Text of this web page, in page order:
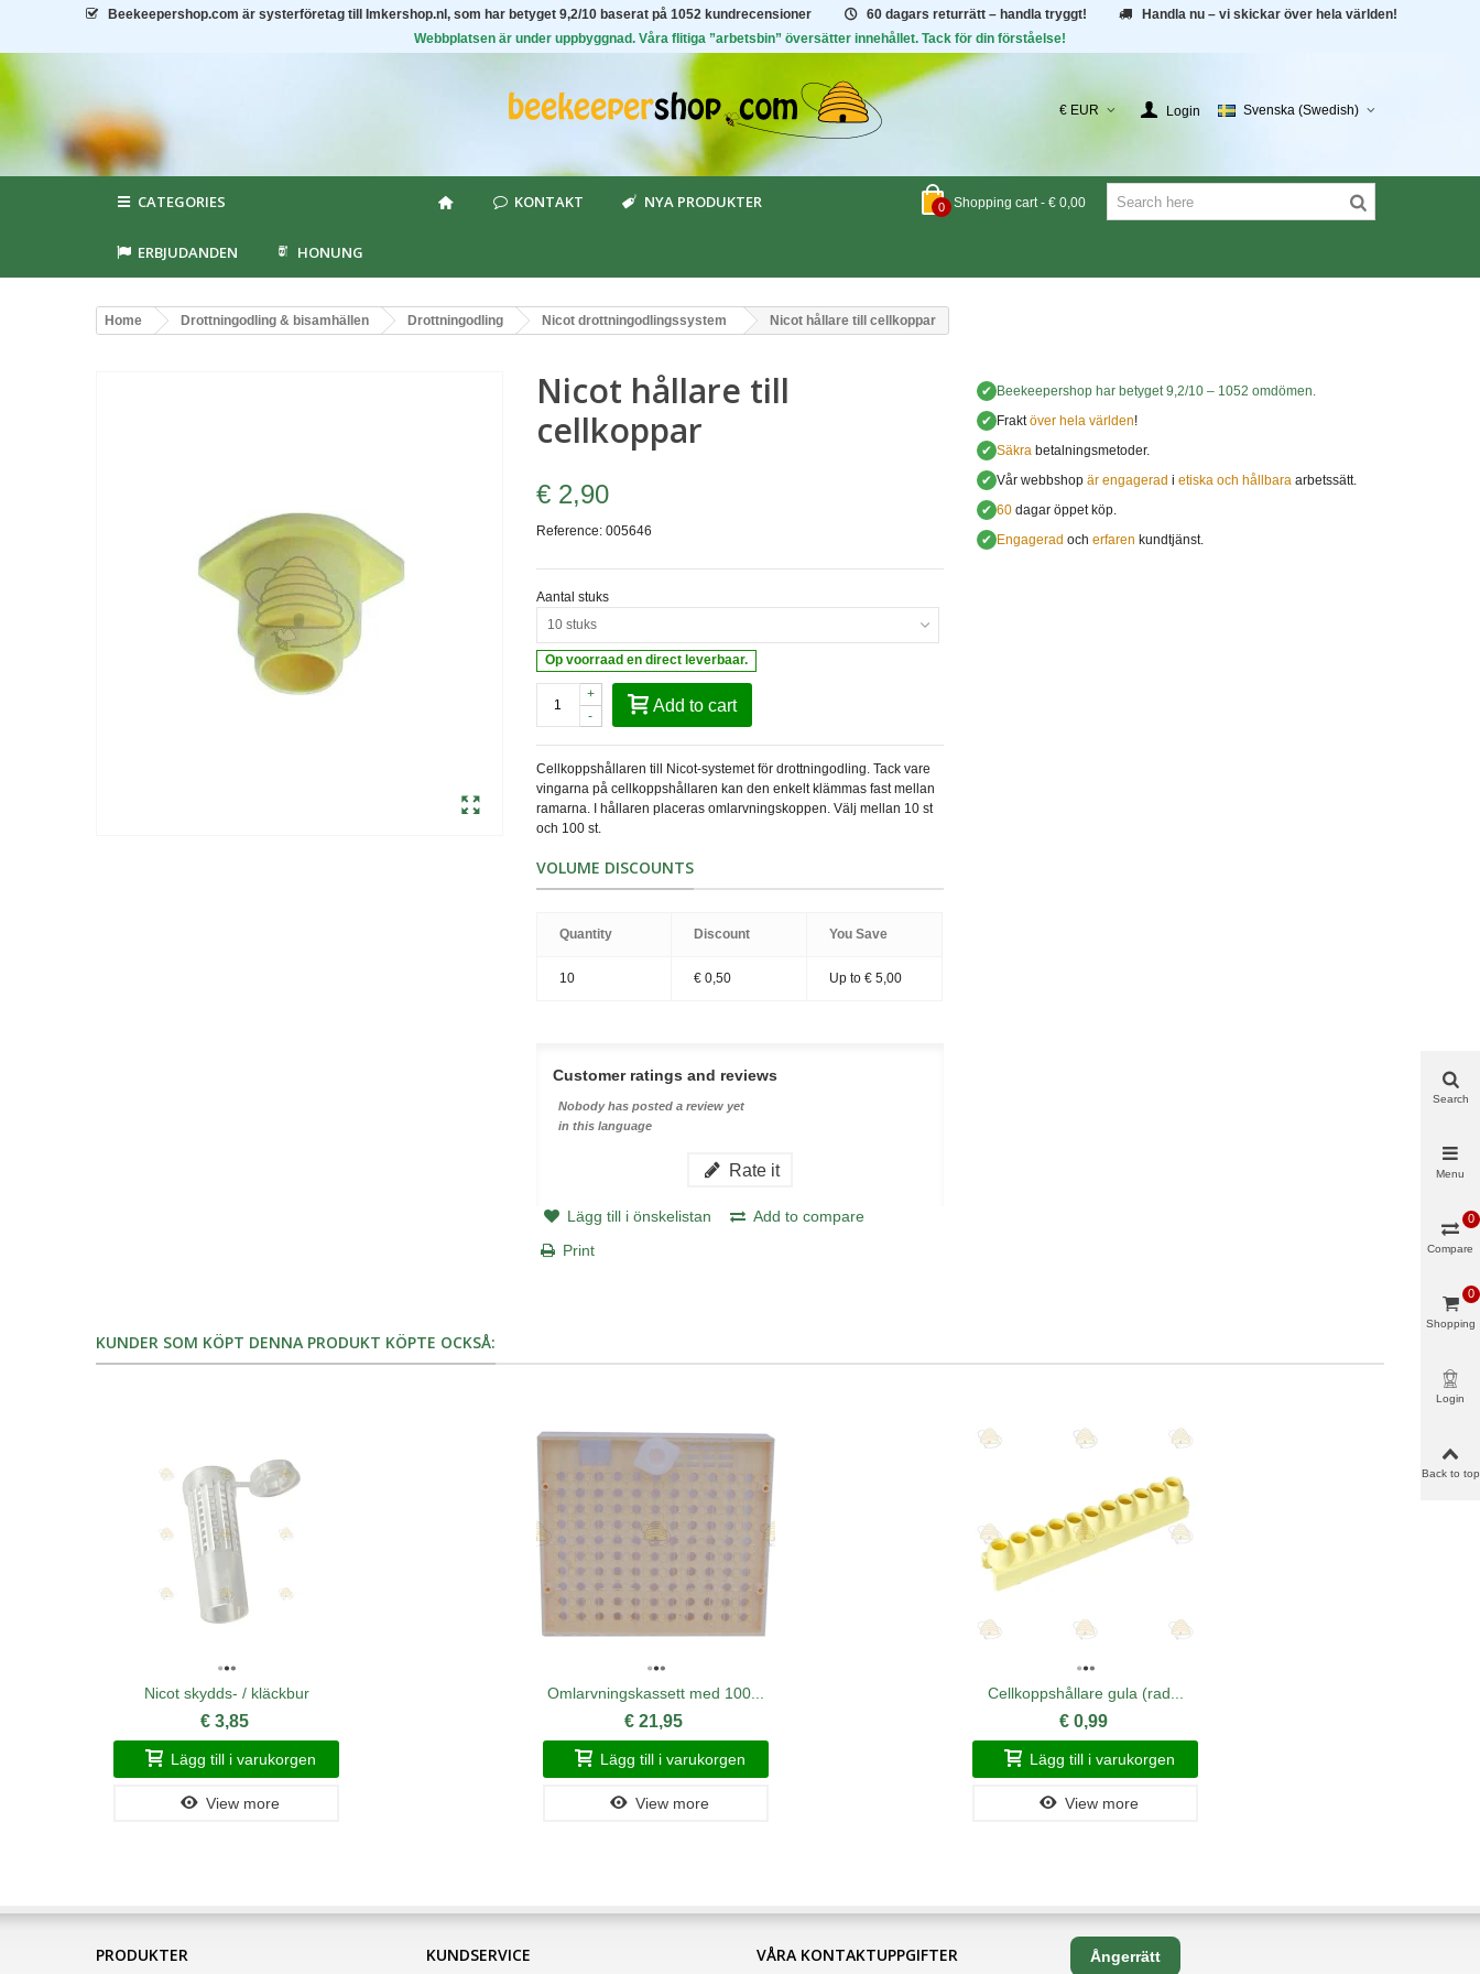
Beekeepershop.com är systerföretag till Imkershop.nl, som har betyget9,2/10 baserat på 1052 kundrecensioner 60 dagars returrätt – handla tryggt!
Handla nu – vi skickar över hela världen!
Webbplatsen är under uppbyggnad. Våra flitiga ”arbetsbin” översätter innehållet. Tack för din förståelse!
€ EUR Login Svenska (Swedish)
0 Shopping cart - € 0,00
CATEGORIES KONTAKT NYA PRODUKTER
ERBJUDANDEN HONUNG
Home Drottningodling & bisamhällen Drottningodling Nicot drottningodlingssystem Nicot hållare till cellkoppar
Nicot hållare till
cellkoppar
€ 2,90
Reference: 005646
Aantal stuks
10 stuks
Op voorraad en direct leverbaar.
-
+
Add to cart
Cellkoppshållaren till Nicot-systemet för drottningodling. Tack vare
vingarna på cellkoppshållaren kan den enkelt klämmas fast mellan
ramarna. I hållaren placeras omlarvningskoppen. Välj mellan 10 st
och 100 st.
VOLUME DISCOUNTS
Quantity Discount You Save
10 € 0,50 Up to € 5,00
Customer ratings and reviews
Nobody has posted a review yet
in this language
Rate it
Lägg till i önskelistan
Add to compare
Print
✔ Beekeepershophar betyget9,2/10 –1052 omdömen.
✔ Fraktöver hela världen!
✔ Säkrabetalningsmetoder.
✔ Vår webbshop är engagerad i etiska och hållbaraarbetssätt.
✔ 60dagar öppet köp.
✔ Engagerad och erfaren kundtjänst.
KUNDER SOM KÖPT DENNA PRODUKT KÖPTE OCKSÅ:
Nicot skydds- / kläckbur
€ 3,85
Lägg till i varukorgen
View more
Omlarvningskassett med 100...
€ 21,95
Lägg till i varukorgen
View more
Cellkoppshållare gula (rad...
€ 0,99
Lägg till i varukorgen
View more
PRODUKTER KUNDSERVICE VÅRA KONTAKTUPPGIFTER Ångerrätt
Search
Menu
Compare
0
Shopping
0
Login
Back to top